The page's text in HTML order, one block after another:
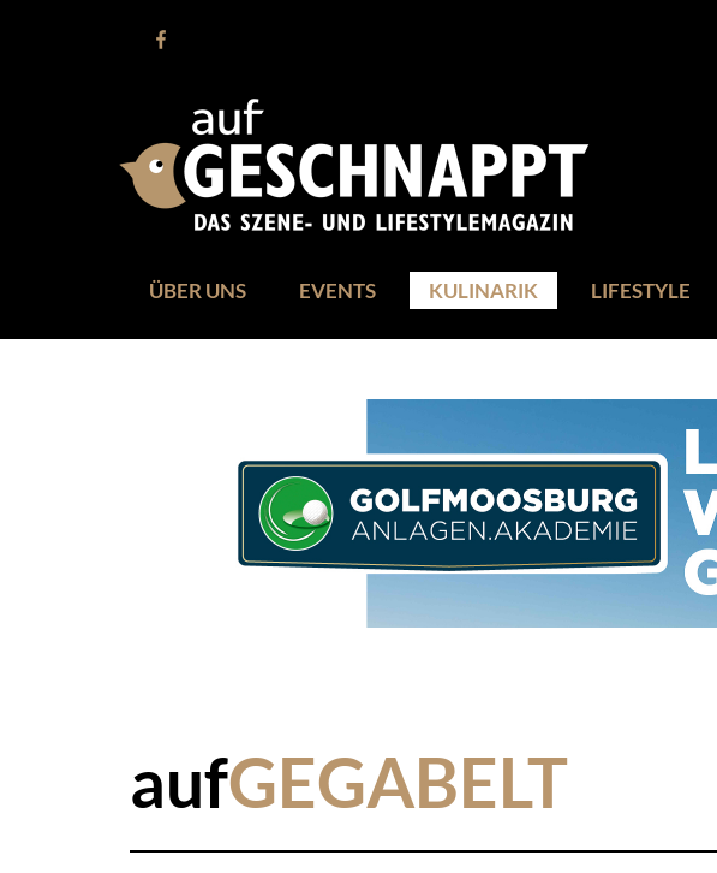
ÜBER UNS EVENTS KULINARIK LIFESTYLE
aufGEGABELT